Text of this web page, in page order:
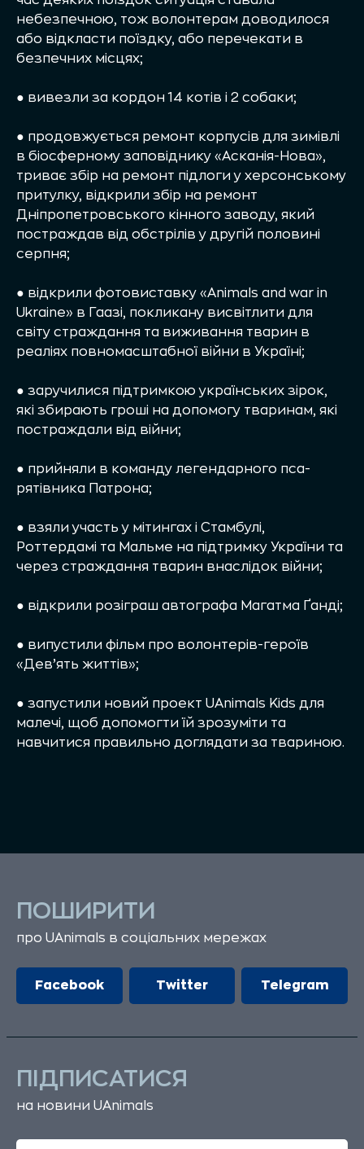
небезпечною, тож волонтерам доводилося
або відкласти поїздку, або перечекати в
безпечних місцях;
● вивезли за кордон 14 котів і 2 собаки;
● продовжується ремонт корпусів для зимівлі
в біосферному заповіднику «Асканія-Нова»,
триває збір на ремонт підлоги у херсонському
притулку, відкрили збір на ремонт
Дніпропетровського кінного заводу, який
постраждав від обстрілів у другій половині
серпня;
● відкрили фотовиставку «Animals and war in
Ukraine» в Гаазі, покликану висвітлити для
світу страждання та виживання тварин в
реаліях повномасштабної війни в Україні;
● заручилися підтримкою українських зірок,
які збирають гроші на допомогу тваринам, які
постраждали від війни;
● прийняли в команду легендарного пса-
рятівника Патрона;
● взяли участь у мітингах і Стамбулі,
Роттердамі та Мальме на підтримку України та
через страждання тварин внаслідок війни;
● відкрили розіграш автографа Магатма Ґанді;
● випустили фільм про волонтерів-героїв
«Дев’ять життів»;
● запустили новий проект UAnimals Kids для
малечі, щоб допомогти їй зрозуміти та
навчитися правильно доглядати за твариною.
ПОШИРИТИ
про UAnimals в соціальних мережах
Facebook Twitter Telegram
ПІДПИСАТИСЯ
на новини UAnimals